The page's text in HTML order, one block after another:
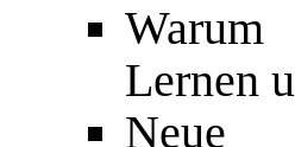
Warum
Lernen
Neue